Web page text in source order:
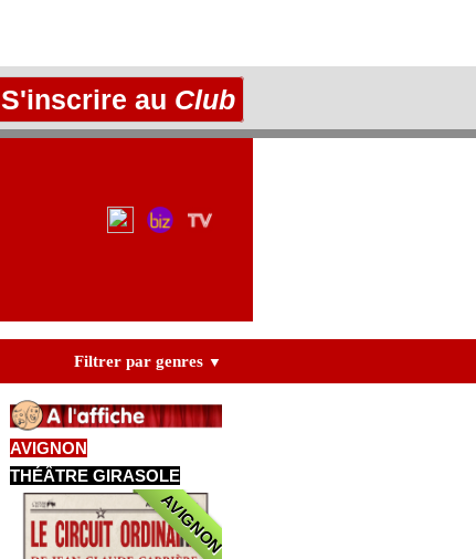
S'inscrire au Club
Filtrer par genres ▼
AVIGNON
THÉÂTRE GIRASOLE
AVIGNON